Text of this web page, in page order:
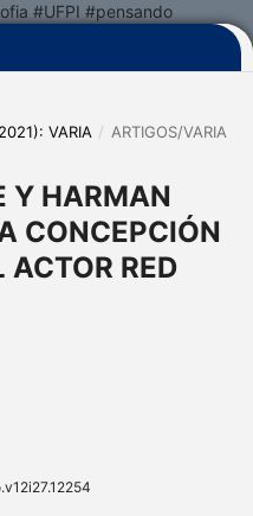
#UFPI #pensando
VARIA / ARTIGOS/VARIA
Y HARMAN
CONCEPCIÓN
ACTOR RED